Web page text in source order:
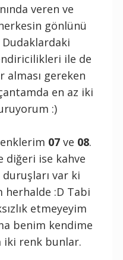
veren ve
gönlünü
ile de
alması gereken
en az iki
:)
07 ve 08.
diğeri ise kahve
var ki
herhalde :D Tabi
etmeyeyim
benim kendime
iki renk bunlar.